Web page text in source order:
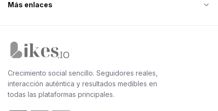
Más enlaces
Crecimiento social sencillo. Seguidores reales,
interacción auténtica y resultados medibles en
todas las plataformas principales.